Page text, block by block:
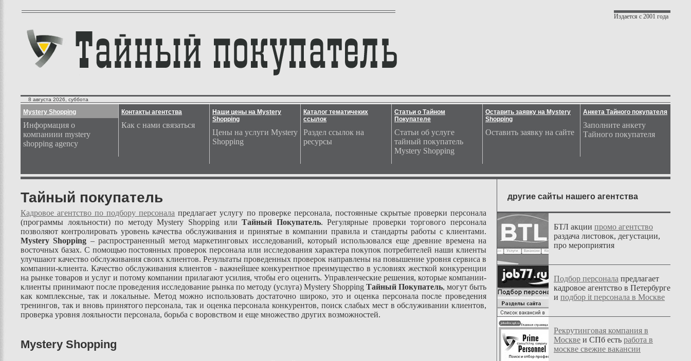
Издается с 2001 года
8 августа 2026, суббота
Mystery Shopping
Информация о
компаниии mystery
shopping agency
Контакты агентства
Как с нами связаться
Наши цены на Mystery
Shopping
Цены на услуги Mystery
Shopping
Каталог тематичеких
ссылок
Раздел ссылок на
ресурсы
Статьи о Тайном
Покупателе
Статьи об услуге
тайный покупатель
Mystery Shopping
Оставить заявку на Mystery
Shopping
Оставить заявку на сайте
Анкета Тайного покупателя
Заполните анкету
Тайного покупателя
Тайный покупатель
Кадровое агентство по подбору персонала предлагает услугу по проверке персонала, постоянные скрытые проверки персонала
(программы лояльности) по методу Mystery Shopping илиТайный Покупатель. Регулярные проверки торгового персонала
позволяют контролировать уровень качества обслуживания и принятые в компании правила и стандарты работы с клиентами.
Mystery Shopping – распространенный метод маркетинговых исследований, который использовался еще древние времена на
восточных базах. С помощью постоянных проверок персонала или исследования характера покупок потребителей наши клиенты
улучшают качество обслуживания своих клиентов. Результаты проведенных проверок направлены на повышение уровня сервиса в
компании-клиента. Качество обслуживания клиентов - важнейшее конкурентное преимущество в условиях жесткой конкуренции
на рынке товаров и услуг и потому компании прилагают усилия, чтобы его оценить. Управленческие решения, которые компании-
клиенты принимают после проведения исследование рынка по методу (услуга) Mystery Shopping Тайный Покупатель, могут быть
как комплексные, так и локальные. Метод можно использовать достаточно широко, это и оценка персонала после проведения
тренингов, так и вновь принятого персонала, так и оценка персонала конкурентов, поиск слабых мест в обслуживании клиентов,
проверка уровня лояльности персонала, борьба с воровством и еще множество других возможностей.
Mystery Shopping
другие сайты нашего агентства
БТЛ акции промо агентство
раздача листовок, дегустации,
про мероприятия
Подбор персонала предлагает
кадровое агентство в Петербурге
и подбор it персонала в Москве
Рекрутинговая компания в
Москве и СПб есть работа в
москве свежие вакансии